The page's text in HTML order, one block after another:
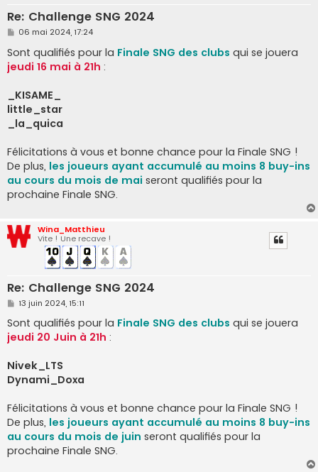
Re: Challenge SNG 2024
M
s
s
a
06 mai 2024, 17:24
Sont qualifiés pour la Finale SNG des clubs qui se jouera
jeudi 16 mai à 21h :
_KISAME_
little_star
_la_quica
Félicitations à vous et bonne chance pour la Finale SNG !
De plus, les joueurs ayant accumulé au moins 8 buy-ins
au cours du mois de mai seront qualifiés pour la
prochaine Finale SNG.
Wina_Matthieu
Vite ! Une recave !
Re: Challenge SNG 2024
M
s
s
a
13 juin 2024, 15:11
Sont qualifiés pour la Finale SNG des clubs qui se jouera
jeudi 20 Juin à 21h :
Nivek_LTS
Dynami_Doxa
Félicitations à vous et bonne chance pour la Finale SNG !
De plus, les joueurs ayant accumulé au moins 8 buy-ins
au cours du mois de juin seront qualifiés pour la
prochaine Finale SNG.